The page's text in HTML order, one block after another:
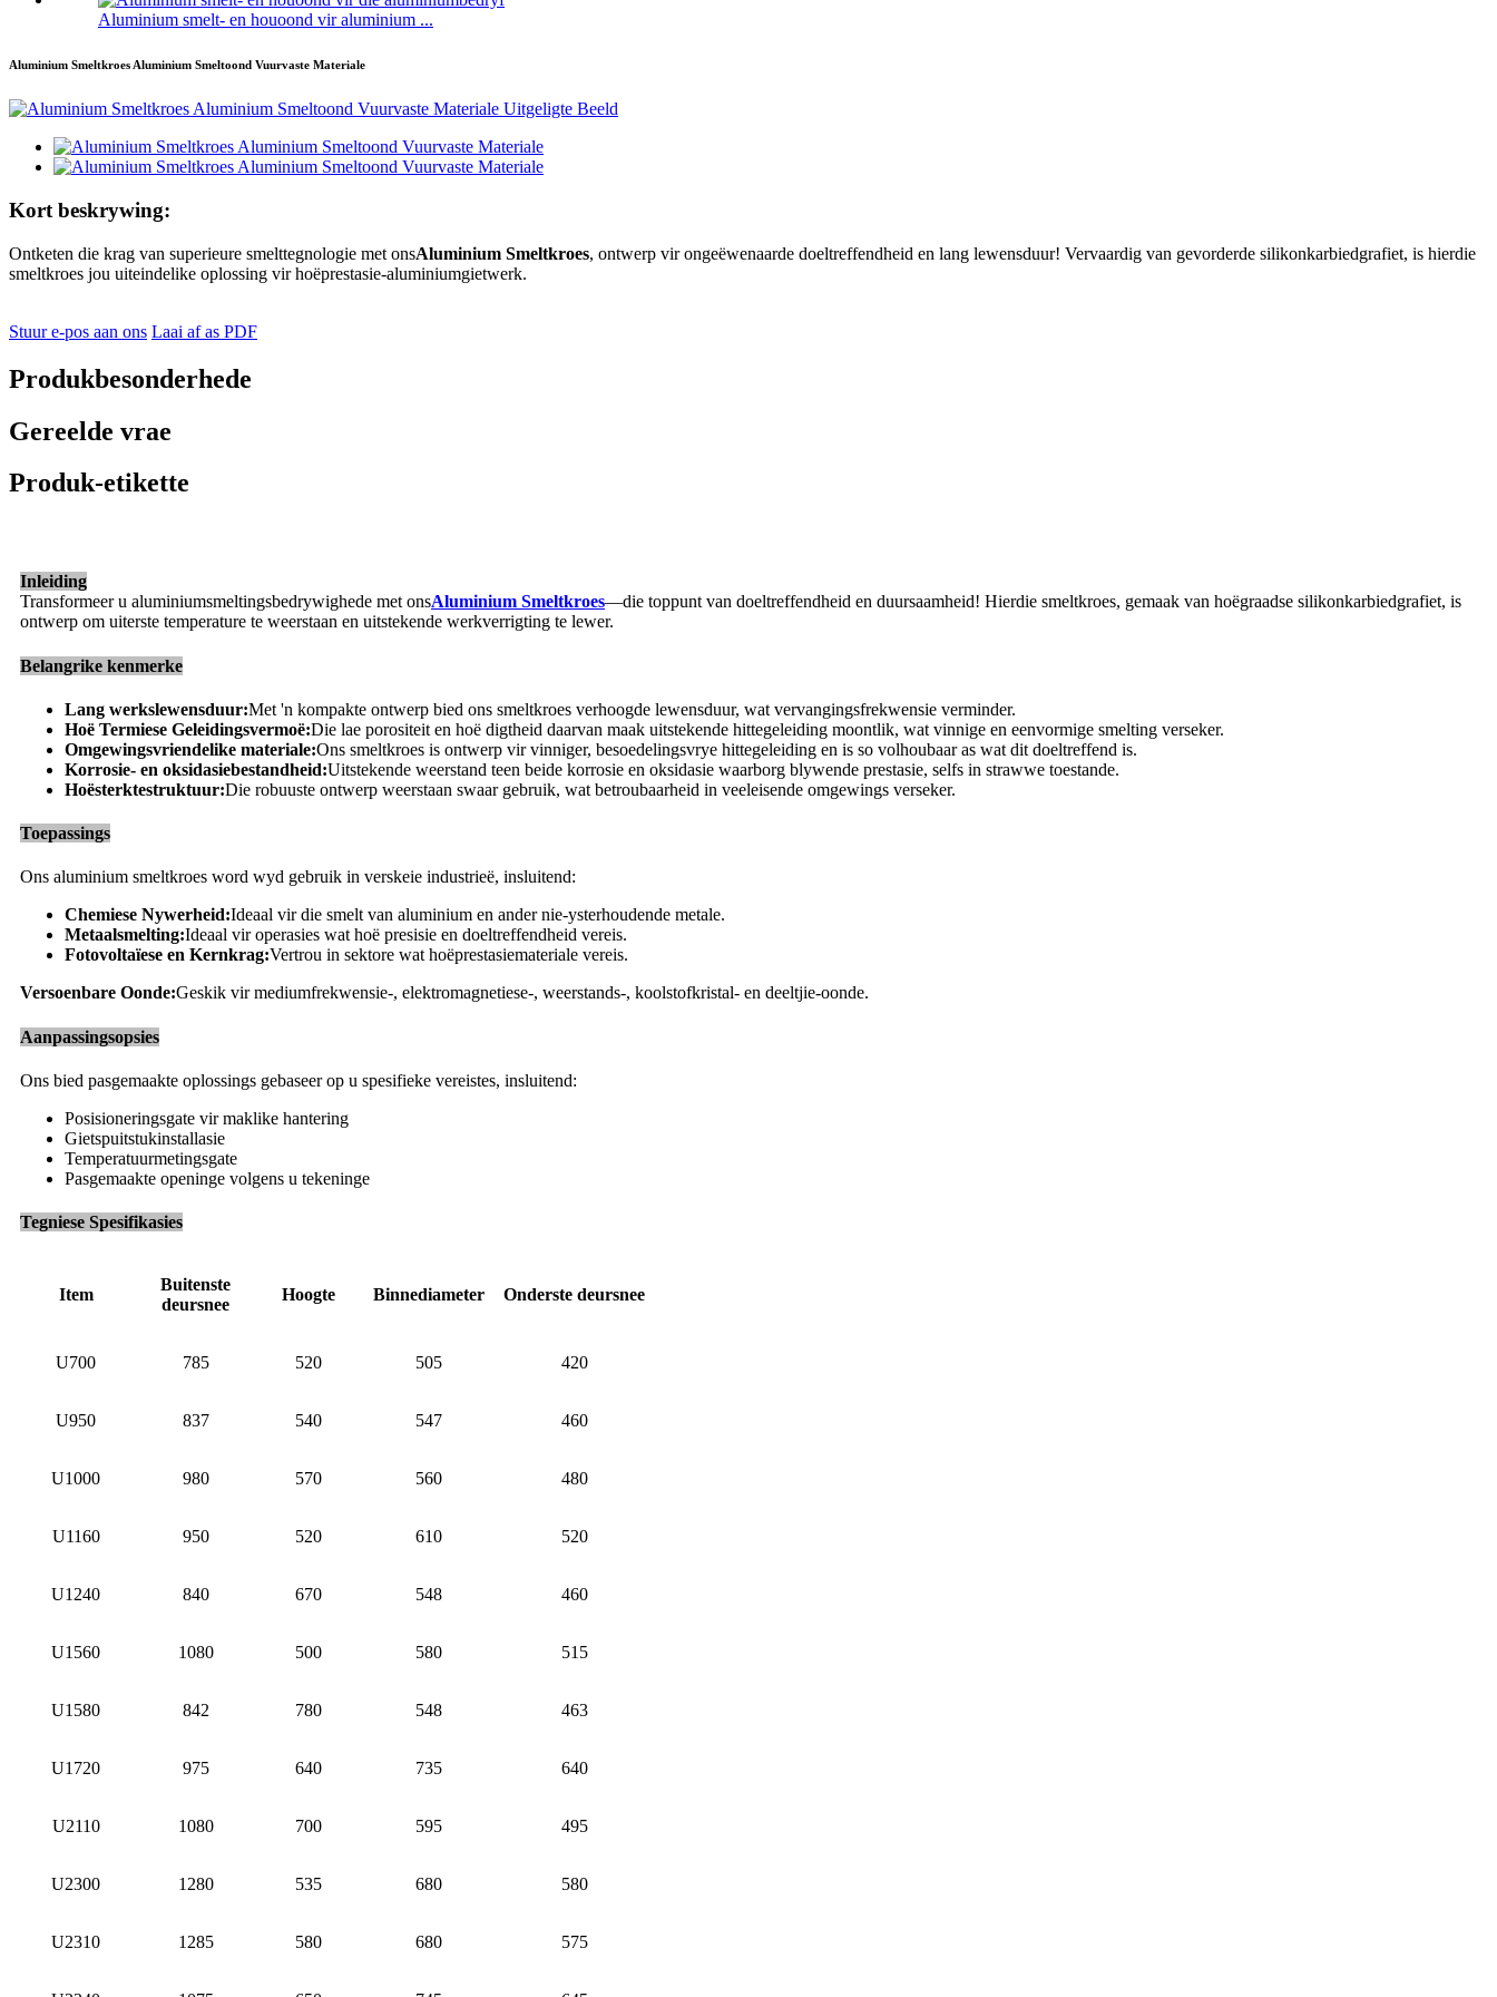
Aluminium smelt- en houoond vir aluminium ...
Aluminium Smeltkroes Aluminium Smeltoond Vuurvaste Materiale
Kort beskrywing:
Ontketen die krag van superieure smelttegnologie met onsAluminium Smeltkroes, ontwerp vir ongeëwenaarde doeltreffendheid en lang lewensduur! Vervaardig van gevorderde silikonkarbiedgrafiet, is hierdie
smeltkroes jou uiteindelike oplossing vir hoëprestasie-aluminiumgietwerk.
Stuur e-pos aan ons Laai af as PDF
Produkbesonderhede
Gereelde vrae
Produk-etikette
Inleiding
Transformeer u aluminiumsmeltingsbedrywighede met onsAluminium Smeltkroes—die toppunt van doeltreffendheid en duursaamheid! Hierdie smeltkroes, gemaak van hoëgraadse silikonkarbiedgrafiet, is
ontwerp om uiterste temperature te weerstaan ​​en uitstekende werkverrigting te lewer.
Belangrike kenmerke
Lang werkslewensduur:Met 'n kompakte ontwerp bied ons smeltkroes verhoogde lewensduur, wat vervangingsfrekwensie verminder.
Hoë Termiese Geleidingsvermoë:Die lae porositeit en hoë digtheid daarvan maak uitstekende hittegeleiding moontlik, wat vinnige en eenvormige smelting verseker.
Omgewingsvriendelike materiale:Ons smeltkroes is ontwerp vir vinniger, besoedelingsvrye hittegeleiding en is so volhoubaar as wat dit doeltreffend is.
Korrosie- en oksidasiebestandheid:Uitstekende weerstand teen beide korrosie en oksidasie waarborg blywende prestasie, selfs in strawwe toestande.
Hoësterktestruktuur:Die robuuste ontwerp weerstaan ​​swaar gebruik, wat betroubaarheid in veeleisende omgewings verseker.
Toepassings
Ons aluminium smeltkroes word wyd gebruik in verskeie industrieë, insluitend:
Chemiese Nywerheid:Ideaal vir die smelt van aluminium en ander nie-ysterhoudende metale.
Metaalsmelting:Ideaal vir operasies wat hoë presisie en doeltreffendheid vereis.
Fotovoltaïese en Kernkrag:Vertrou in sektore wat hoëprestasiemateriale vereis.
Versoenbare Oonde:Geskik vir mediumfrekwensie-, elektromagnetiese-, weerstands-, koolstofkristal- en deeltjie-oonde.
Aanpassingsopsies
Ons bied pasgemaakte oplossings gebaseer op u spesifieke vereistes, insluitend:
Posisioneringsgate vir maklike hantering
Gietspuitstukinstallasie
Temperatuurmetingsgate
Pasgemaakte openinge volgens u tekeninge
Tegniese Spesifikasies
Item
Buitenste
deursnee
Hoogte Binnediameter Onderste deursnee
U700 785 520 505 420
U950 837 540 547 460
U1000 980 570 560 480
U1160 950 520 610 520
U1240 840 670 548 460
U1560 1080 500 580 515
U1580 842 780 548 463
U1720 975 640 735 640
U2110 1080 700 595 495
U2300 1280 535 680 580
U2310 1285 580 680 575